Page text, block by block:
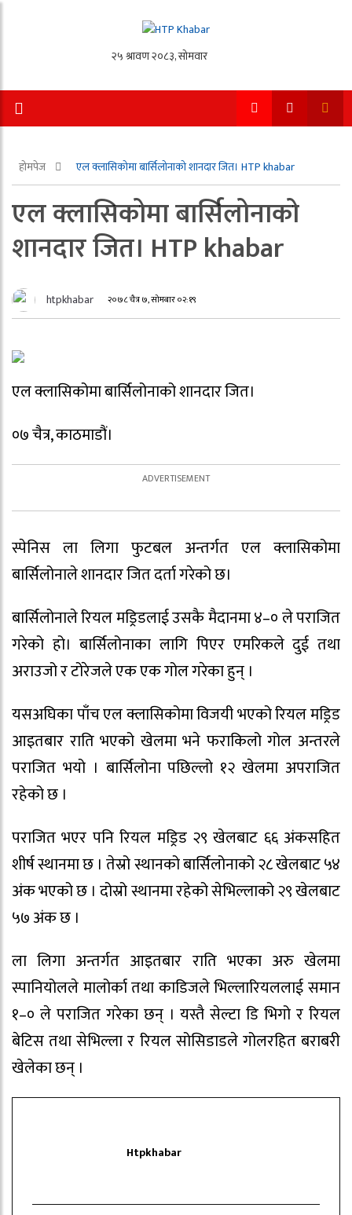
होमपेज एल क्लासिकोमा बार्सिलोनाको शानदार जित। HTP khabar
एल क्लासिकोमा बार्सिलोनाको
शानदार जित। HTP khabar
htpkhabar २०७८ चैत्र ७, सोमबार ०२:१९
एल क्लासिकोमा बार्सिलोनाको शानदार जित।
०७ चैत्र, काठमाडौं।
स्पेनिस ला लिगा फुटबल अन्तर्गत एल क्लासिकोमा
बार्सिलोनाले शानदार जित दर्ता गरेको छ।
बार्सिलोनाले रियल मड्रिडलाई उसकै मैदानमा ४–० ले पराजित
गरेको हो। बार्सिलोनाका लागि पिएर एमरिकले दुई तथा
अराउजो र टोरेजले एक एक गोल गरेका हुन् ।
यसअघिका पाँच एल क्लासिकोमा विजयी भएको रियल मड्रिड
आइतबार राति भएको खेलमा भने फराकिलो गोल अन्तरले
पराजित भयो । बार्सिलोना पछिल्लो १२ खेलमा अपराजित
रहेको छ ।
पराजित भएर पनि रियल मड्रिड २९ खेलबाट ६६ अंकसहित
शीर्ष स्थानमा छ । तेस्रो स्थानको बार्सिलोनाको २८ खेलबाट ५४
अंक भएको छ । दोस्रो स्थानमा रहेको सेभिल्लाको २९ खेलबाट
५७ अंक छ ।
ला लिगा अन्तर्गत आइतबार राति भएका अरु खेलमा
स्पानियोलले मालोर्का तथा काडिजले भिल्लारियललाई समान
१–० ले पराजित गरेका छन् । यस्तै सेल्टा डि भिगो र रियल
बेटिस तथा सेभिल्ला र रियल सोसिडाडले गोलरहित बराबरी
खेलेका छन् ।
Htpkhabar